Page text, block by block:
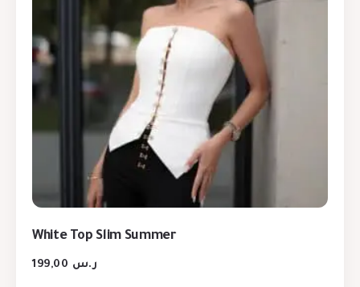
White Top Slim Summer
ر.س